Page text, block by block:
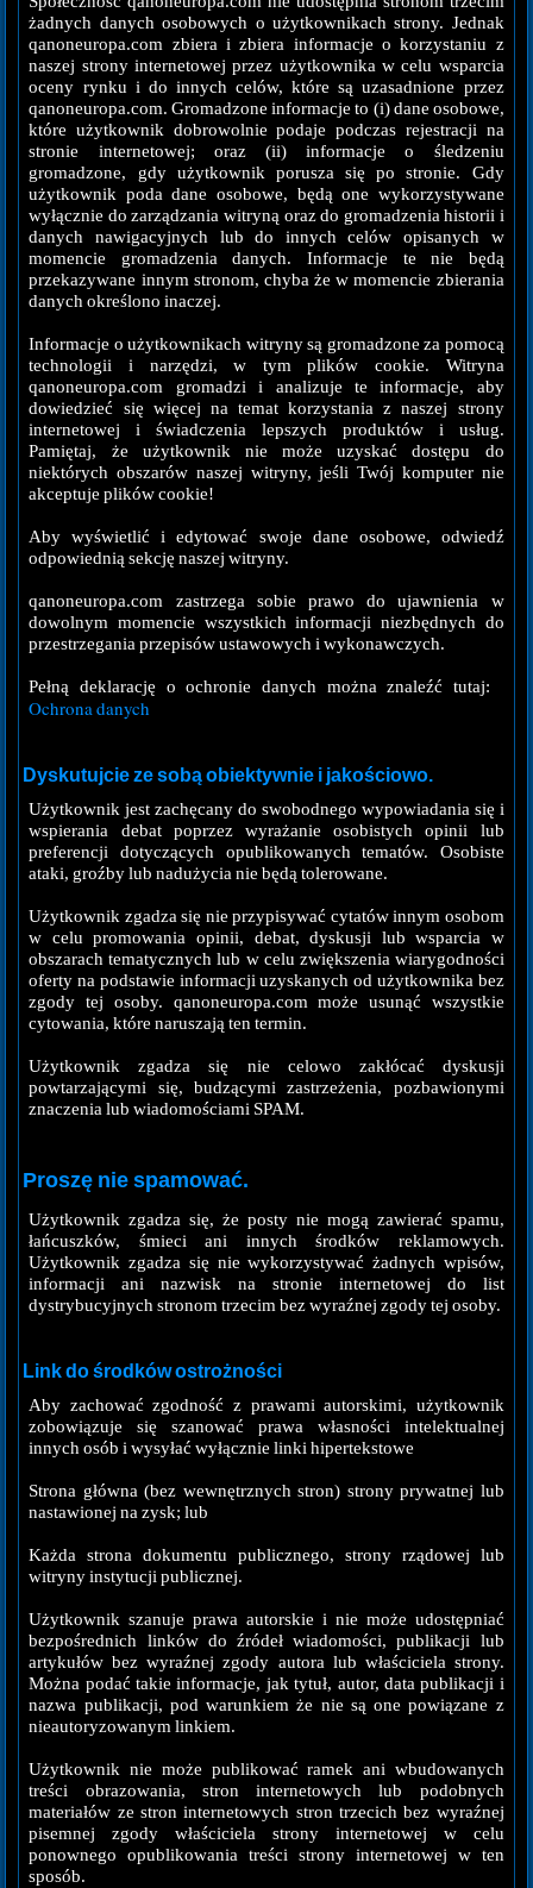
żadnych danych osobowych o użytkownikach strony. Jednak
qanoneuropa.com zbiera i zbiera informacje o korzystaniu z
naszej strony internetowej przez użytkownika w celu wsparcia
oceny rynku i do innych celów, które są uzasadnione przez
qanoneuropa.com. Gromadzone informacje to (i) dane osobowe,
które użytkownik dobrowolnie podaje podczas rejestracji na
stronie internetowej; oraz (ii) informacje o śledzeniu
gromadzone, gdy użytkownik porusza się po stronie. Gdy
użytkownik poda dane osobowe, będą one wykorzystywane
wyłącznie do zarządzania witryną oraz do gromadzenia historii i
danych nawigacyjnych lub do innych celów opisanych w
momencie gromadzenia danych. Informacje te nie będą
przekazywane innym stronom, chyba że w momencie zbierania
danych określono inaczej.
Informacje o użytkownikach witryny są gromadzone za pomocą
technologii i narzędzi, w tym plików cookie. Witryna
qanoneuropa.com gromadzi i analizuje te informacje, aby
dowiedzieć się więcej na temat korzystania z naszej strony
internetowej i świadczenia lepszych produktów i usług.
Pamiętaj, że użytkownik nie może uzyskać dostępu do
niektórych obszarów naszej witryny, jeśli Twój komputer nie
akceptuje plików cookie!
Aby wyświetlić i edytować swoje dane osobowe, odwiedź
odpowiednią sekcję naszej witryny.
qanoneuropa.com zastrzega sobie prawo do ujawnienia w
dowolnym momencie wszystkich informacji niezbędnych do
przestrzegania przepisów ustawowych i wykonawczych.
Pełną deklarację o ochronie danych można znaleźć tutaj:
Ochrona danych
Dyskutujcie ze sobą obiektywnie i jakościowo.
Użytkownik jest zachęcany do swobodnego wypowiadania się i
wspierania debat poprzez wyrażanie osobistych opinii lub
preferencji dotyczących opublikowanych tematów. Osobiste
ataki, groźby lub nadużycia nie będą tolerowane.
Użytkownik zgadza się nie przypisywać cytatów innym osobom
w celu promowania opinii, debat, dyskusji lub wsparcia w
obszarach tematycznych lub w celu zwiększenia wiarygodności
oferty na podstawie informacji uzyskanych od użytkownika bez
zgody tej osoby. qanoneuropa.com może usunąć wszystkie
cytowania, które naruszają ten termin.
Użytkownik zgadza się nie celowo zakłócać dyskusji
powtarzającymi się, budzącymi zastrzeżenia, pozbawionymi
znaczenia lub wiadomościami SPAM.
Proszę nie spamować.
Użytkownik zgadza się, że posty nie mogą zawierać spamu,
łańcuszków, śmieci ani innych środków reklamowych.
Użytkownik zgadza się nie wykorzystywać żadnych wpisów,
informacji ani nazwisk na stronie internetowej do list
dystrybucyjnych stronom trzecim bez wyraźnej zgody tej osoby.
Link do środków ostrożności
Aby zachować zgodność z prawami autorskimi, użytkownik
zobowiązuje się szanować prawa własności intelektualnej
innych osób i wysyłać wyłącznie linki hipertekstowe
Strona główna (bez wewnętrznych stron) strony prywatnej lub
nastawionej na zysk; lub
Każda strona dokumentu publicznego, strony rządowej lub
witryny instytucji publicznej.
Użytkownik szanuje prawa autorskie i nie może udostępniać
bezpośrednich linków do źródeł wiadomości, publikacji lub
artykułów bez wyraźnej zgody autora lub właściciela strony.
Można podać takie informacje, jak tytuł, autor, data publikacji i
nazwa publikacji, pod warunkiem że nie są one powiązane z
nieautoryzowanym linkiem.
Użytkownik nie może publikować ramek ani wbudowanych
treści obrazowania, stron internetowych lub podobnych
materiałów ze stron internetowych stron trzecich bez wyraźnej
pisemnej zgody właściciela strony internetowej w celu
ponownego opublikowania treści strony internetowej w ten
sposób.